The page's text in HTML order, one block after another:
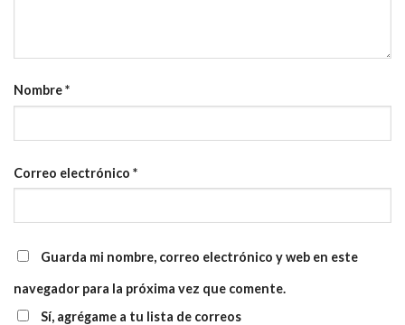
Nombre*
Correo electrónico *
Guarda mi nombre, correo electrónico y web en este
navegador para la próxima vez que comente.
Sí, agrégame a tu lista de correos